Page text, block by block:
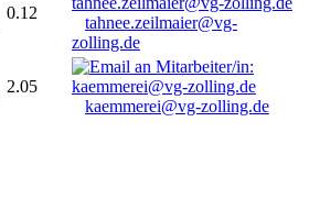
0.12
tahnee.zeilmaier@vg-
zolling.de
2.05
kaemmerei@vg-zolling.de